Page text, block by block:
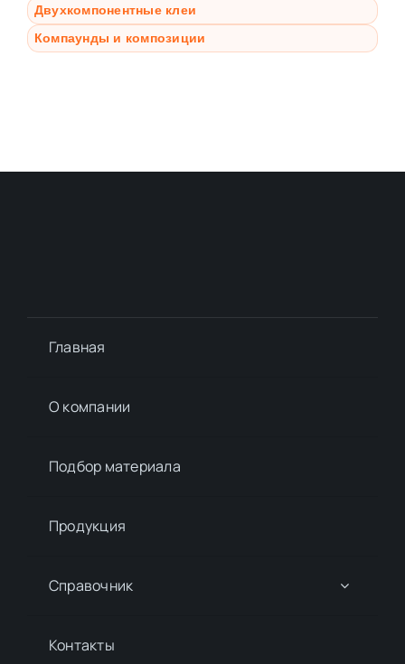
Двухкомпонентные клеи
Компаунды и композиции
Главная
О компании
Подбор материалa
Продукция
Справочник
Контакты